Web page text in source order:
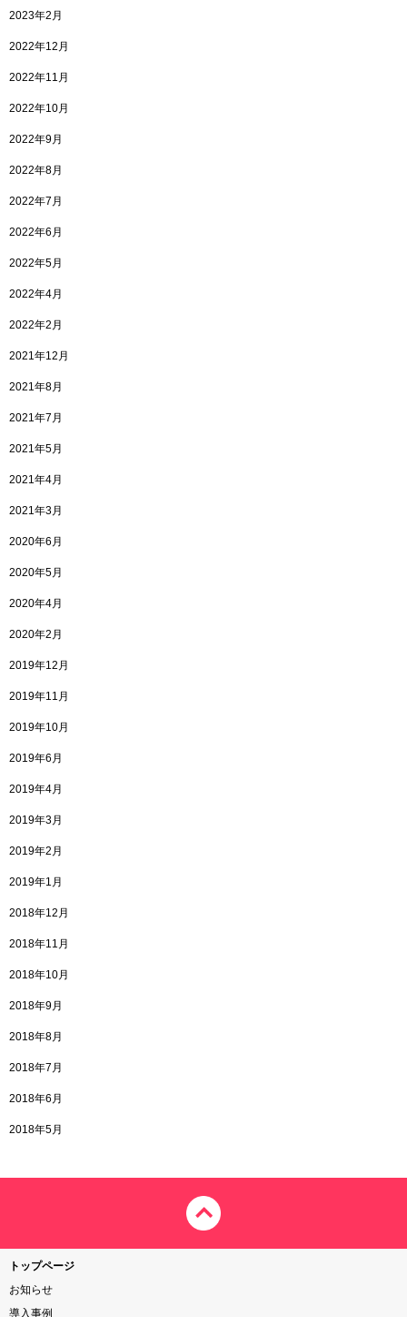
2023年2月
2022年12月
2022年11月
2022年10月
2022年9月
2022年8月
2022年7月
2022年6月
2022年5月
2022年4月
2022年2月
2021年12月
2021年8月
2021年7月
2021年5月
2021年4月
2021年3月
2020年6月
2020年5月
2020年4月
2020年2月
2019年12月
2019年11月
2019年10月
2019年6月
2019年4月
2019年3月
2019年2月
2019年1月
2018年12月
2018年11月
2018年10月
2018年9月
2018年8月
2018年7月
2018年6月
2018年5月
トップページ
お知らせ
導入事例